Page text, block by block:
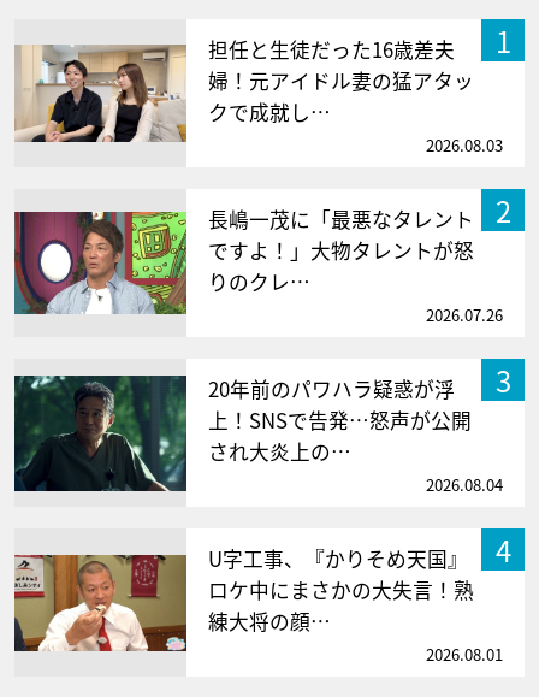
1
担任と生徒だった16歳差夫
婦！元アイドル妻の猛アタッ
クで成就し…
2026.08.03
2
長嶋一茂に「最悪なタレント
ですよ！」大物タレントが怒
りのクレ…
2026.07.26
3
20年前のパワハラ疑惑が浮
上！SNSで告発…怒声が公開
され大炎上の…
2026.08.04
4
U字工事、『かりそめ天国』
ロケ中にまさかの大失言！熟
練大将の顔…
2026.08.01